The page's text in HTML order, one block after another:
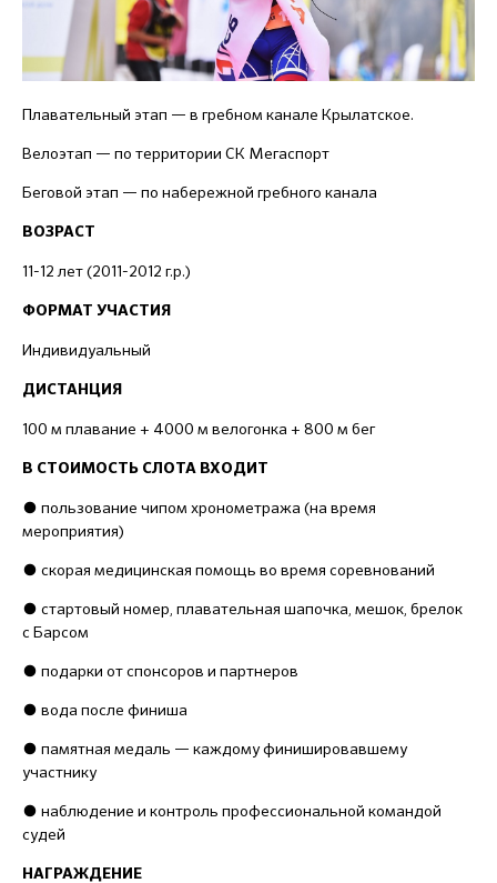
Плавательный этап — в гребном канале Крылатское.
Велоэтап — по территории СК Мегаспорт
Беговой этап — по набережной гребного канала
ВОЗРАСТ
11-12 лет (2011-2012 г.р.)
ФОРМАТ УЧАСТИЯ
Индивидуальный
ДИСТАНЦИЯ
100 м плавание + 4000 м велогонка + 800 м бег
В СТОИМОСТЬ СЛОТА ВХОДИТ
● пользование чипом хронометража (на время
мероприятия)
● скорая медицинская помощь во время соревнований
● стартовый номер, плавательная шапочка, мешок, брелок
с Барсом
● подарки от спонсоров и партнеров
● вода после финиша
● памятная медаль — каждому финишировавшему
участнику
● наблюдение и контроль профессиональной командой
судей
НАГРАЖДЕНИЕ